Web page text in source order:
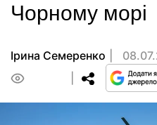
Чорному морі
Ірина Семеренко